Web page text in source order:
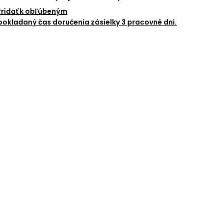
k obľúbeným
čas doručenia zásielky 3 pracovné dni.